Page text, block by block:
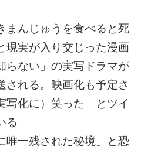
まんじゅうを食べると死
実が入り交じった漫画
らない」の実写ドラマが
される。映画化も予定さ
写化に）笑った」とツイ
。
唯一残された秘境」と恐